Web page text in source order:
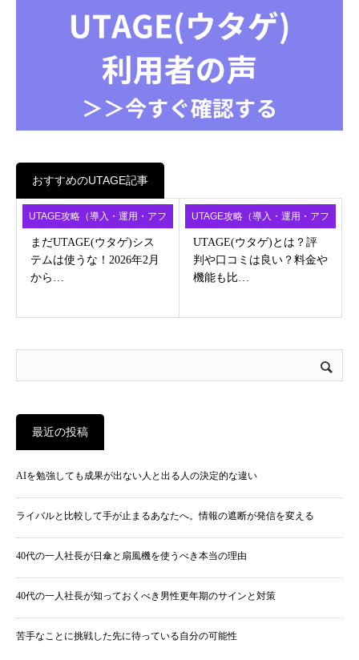
おすすめのUTAGE記事
UTAGE攻略（導入・運用・アフ
ィ）
まだUTAGE(ウタゲ)シス
テムは使うな！2026年2月
から…
UTAGE攻略（導入・運用・アフ
ィ）
UTAGE(ウタゲ)とは？評
判や口コミは良い？料金や
機能も比…
最近の投稿
AIを勉強しても成果が出ない人と出る人の決定的な違い
ライバルと比較して手が止まるあなたへ。情報の遮断が発信を変える
40代の一人社長が日傘と扇風機を使うべき本当の理由
40代の一人社長が知っておくべき男性更年期のサインと対策
苦手なことに挑戦した先に待っている自分の可能性